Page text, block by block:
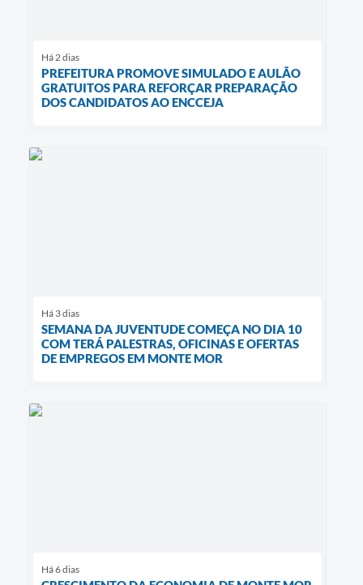
Há 2 dias
PREFEITURA PROMOVE SIMULADO E AULÃO
GRATUITOS PARA REFORÇAR PREPARAÇÃO
DOS CANDIDATOS AO ENCCEJA
Há 3 dias
SEMANA DA JUVENTUDE COMEÇA NO DIA 10
COM TERÁ PALESTRAS, OFICINAS E OFERTAS
DE EMPREGOS EM MONTE MOR
Há 6 dias